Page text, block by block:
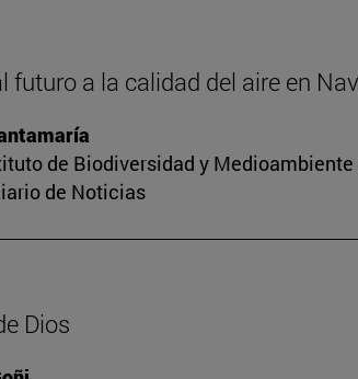
futuro a la calidad del aire en
de Biodiversidad y
de Noticias
Dios